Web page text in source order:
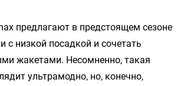
предлагают в предстоящем сезоне
с низкой посадкой и сочетать
жакетами. Несомненно, такая
ультрамодно, но, конечно,